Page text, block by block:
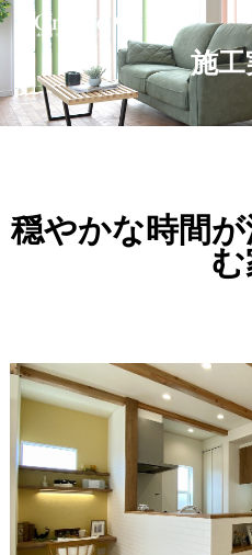
施工
穏やかな時間
む